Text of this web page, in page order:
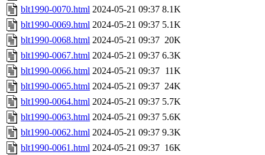
blt1990-0070.html 2024-05-21 09:37 8.1K
blt1990-0069.html 2024-05-21 09:37 5.1K
blt1990-0068.html 2024-05-21 09:37 20K
blt1990-0067.html 2024-05-21 09:37 6.3K
blt1990-0066.html 2024-05-21 09:37 11K
blt1990-0065.html 2024-05-21 09:37 24K
blt1990-0064.html 2024-05-21 09:37 5.7K
blt1990-0063.html 2024-05-21 09:37 5.6K
blt1990-0062.html 2024-05-21 09:37 9.3K
blt1990-0061.html 2024-05-21 09:37 16K